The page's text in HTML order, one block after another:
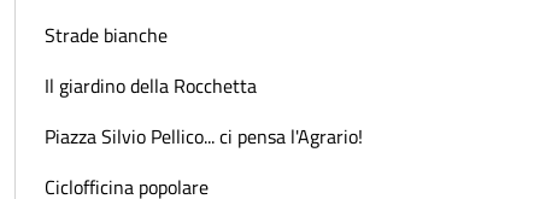
Strade bianche
Il giardino della Rocchetta
Piazza Silvio Pellico... ci pensa l'Agrario!
Ciclofficina popolare